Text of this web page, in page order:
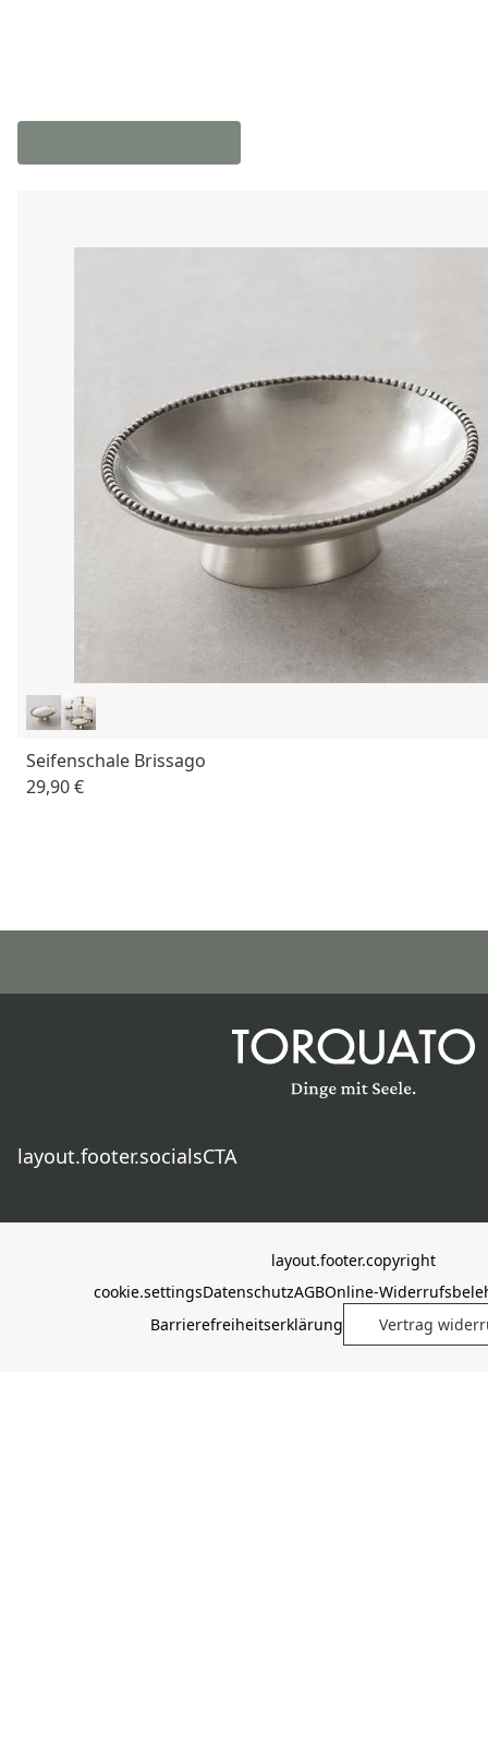
Seifenschale Brissago
29,90 €
layout.footer.socialsCTA
layout.footer.copyright
cookie.settingsDatenschutzAGBOnline-
Barrierefreiheitserklärung
Vertrag